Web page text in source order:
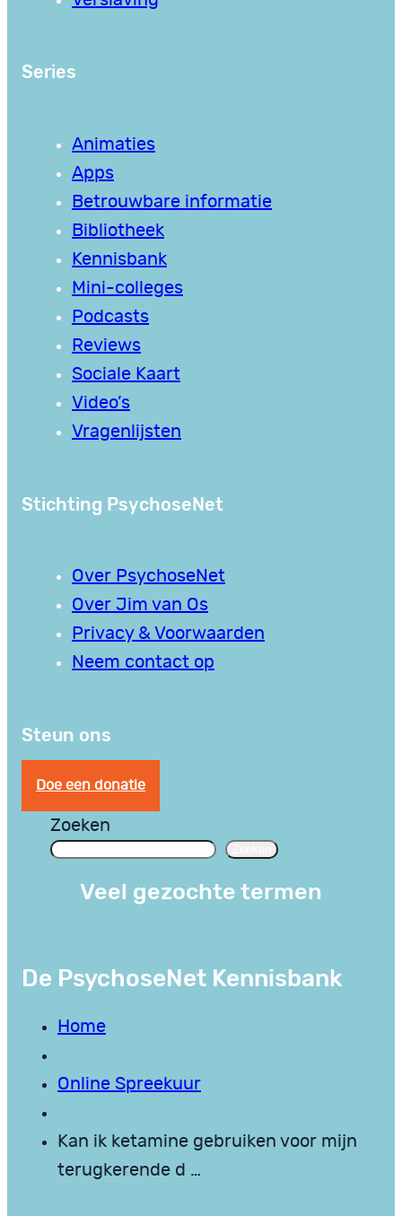
Series
Animaties
Apps
Betrouwbare informatie
Bibliotheek
Kennisbank
Mini-colleges
Podcasts
Reviews
Sociale Kaart
Video’s
Vragenlijsten
Stichting PsychoseNet
Over PsychoseNet
Over Jim van Os
Privacy & Voorwaarden
Neem contact op
Steun ons
Doe een donatie
Zoeken
Veel gezochte termen
De PsychoseNet Kennisbank
Home
Online Spreekuur
Kan ik ketamine gebruiken voor mijn
terugkerende d …